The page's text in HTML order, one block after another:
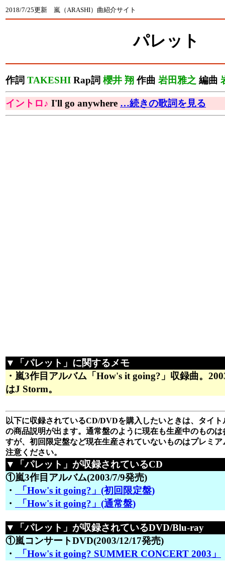
2018/7/25更新 嵐（ARASHI）曲紹介サイト
パレット
作詞 TAKESHI Rap詞 櫻井 翔 作曲 岩田雅之 編曲
イントロ♪ I'll go anywhere …続きの歌詞を見る
▼「パレット」に関するメモ
・嵐3作目アルバム「How's it going?」収録曲。
はJ Storm。
以下に収録されているCD/DVDを購入したいときは、タイ
の商品説明が出ます。通常盤のように現在も生産中のもの
すが、初回限定盤など現在生産されていないものはプレミ
注意ください。
▼「パレット」が収録されているCD
①嵐3作目アルバム(2003/7/9発売)
・
「How's it going?」(初回限定盤)
・
「How's it going?」(通常盤)
▼「パレット」が収録されているDVD/Blu-ray
①嵐コンサートDVD(2003/12/17発売)
・
「How's it going? SUMMER CONCERT 2003」